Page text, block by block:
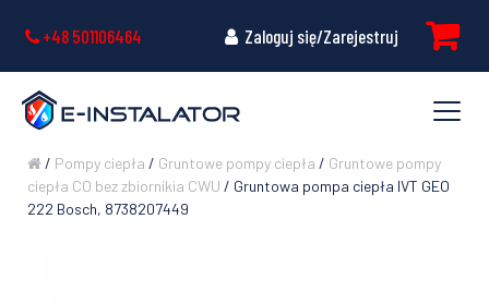
+48 501106464 Zaloguj się/Zarejestruj
/ Pompy ciepła / Gruntowe pompy ciepła / Gruntowe pompy
ciepła CO bez zbiornikia CWU / Gruntowa pompa ciepła IVT GEO
222 Bosch, 8738207449